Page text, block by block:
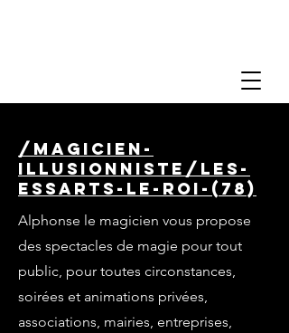
/magicien-
illusionniste/les-
essarts-le-roi-(78)
Alphonse le magicien vous propose
des spectacles de magie pour tout
public, pour toutes circonstances,
soirées et animations privées,
associations, mairies, entreprises,